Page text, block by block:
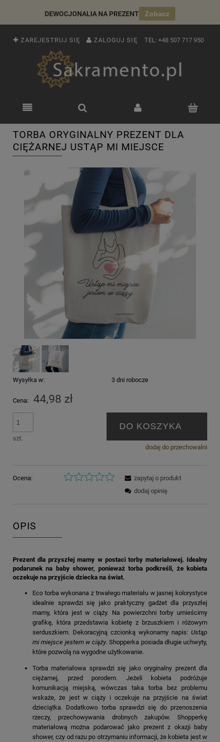
DEWOCJONALIA NA PREZENT Zobacz
ZAREJESTRUJ SIĘ ZALOGUJ SIĘ TEL: +48 507 717 950
TORBA ORYGINALNY PREZENT DLA
CIĘŻARNEJ USTĄP MI MIEJSCE
Wysyłka w: 3 dni robocze
Cena: 44,98 zł
szt.
DO KOSZYKA
dodaj do przechowalni
Ocena:
zapytaj o produkt
dodaj opinię
OPIS
Prezent dla przyszłej mamy w postaci torby materiałowej. Idealny
podarunek na baby shower, ponieważ torba podkreśli, że kobieta
oczekuje na przyjście dziecka na świat.
Eco torba wykonana z trwałego materiału w jasnej kolorystyce
idealnie sprawdzi się jako praktyczny gadżet dla przyszłej
mamy, która jest w ciąży. Na powierzchni torby umieścimy
grafikę, która przedstawia kobietę z brzuszkiem i różowym
serduszkiem. Dekoracyjną czcionką wykonamy napis: Ustąp
mi miejsce jestem w ciąży. Shopperka posiada długie uchwyty,
które pozwolą na wygodne użytkowanie.
Torba materiałowa sprawdzi się jako oryginalny prezent dla
ciężarnej, przed porodem. Jeżeli kobieta podróżuje
komunikacją miejską, wówczas taka torba bez problemu
wskaże, że jest w ciąży i oczekuje na przyjście na świat
dzieciątka. Dodatkowo torba sprawdzi się do przenoszenia
rzeczy, przechowywania drobnych zakupów. Shopperkę
materiałową można podarować jako prezent z okazji baby
shower, czy od razu po otrzymaniu informacji, że kobieta jest w